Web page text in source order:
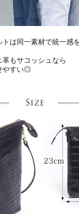
は同一素材で統一感を
もサコッシュなら
やすい◎